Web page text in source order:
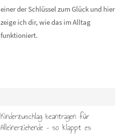
einer der Schlüssel zum Glück und hier
zeige ich dir, wie das im Alltag
funktioniert.
Kinderzuschlag beantragen für
Alleinerziehende – so klappt es